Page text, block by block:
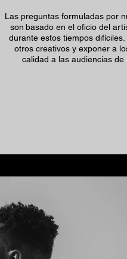
Las preguntas formuladas por
son basado en el oficio del
durante estos tiempos
otros creativos y exponer a
calidad a las audiencias de